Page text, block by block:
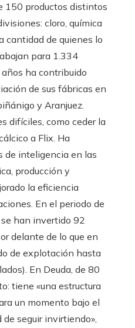
150 productos distintos
cloro, química
cantidad de quienes lo
para 1.334
ha contribuido
de sus fábricas en
y Aranjuez.
difíciles, como ceder la
a Flix. Ha
de inteligencia en las
producción y
la eficiencia
En el periodo de
han invertido 92
delante de lo que en
de explotación hasta
En Deuda, de 80
tiene «una estructura
un momento bajo el
seguir invirtiendo»,